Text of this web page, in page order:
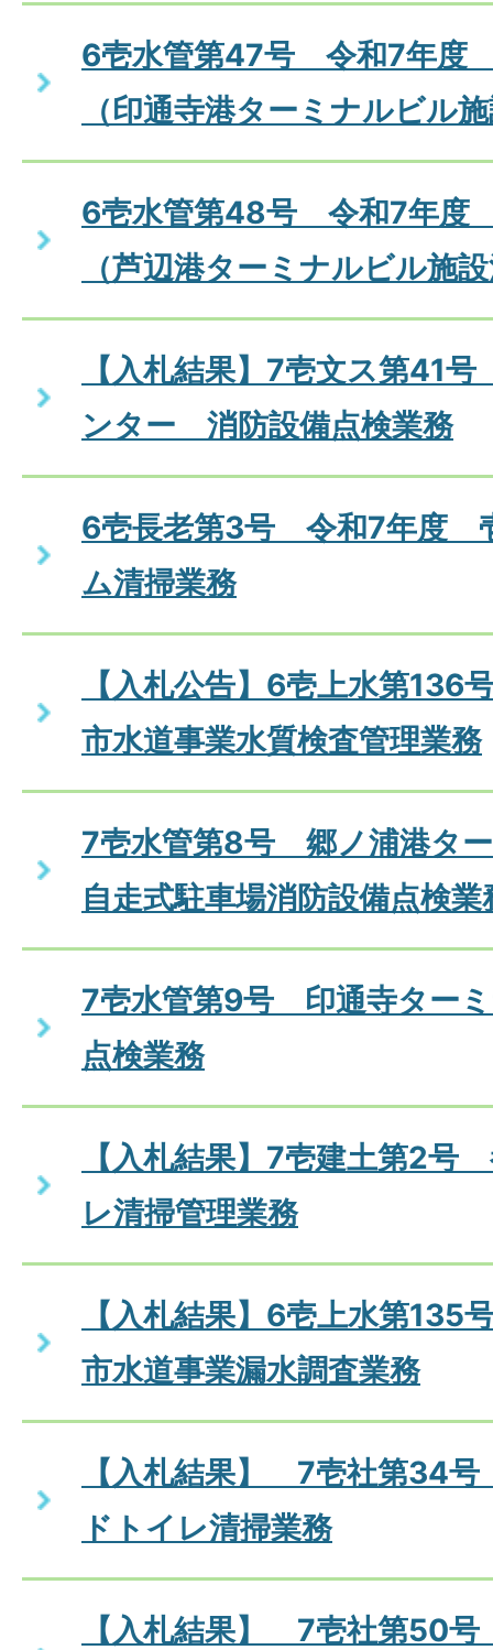
6壱水管第47号 令和7年度
（印通寺港ターミナルビル
6壱水管第48号 令和7年度
（芦辺港ターミナルビル施
【入札結果】7壱文ス第41
ンター 消防設備点検業務
6壱長老第3号 令和7年度
ム清掃業務
【入札公告】6壱上水第
市水道事業水質検査管理業務
7壱水管第8号 郷ノ浦港タ
自走式駐車場消防設備点検業
7壱水管第9号 印通寺ター
点検業務
【入札結果】7壱建土第2号
レ清掃管理業務
【入札結果】6壱上水第
市水道事業漏水調査業務
【入札結果】 7壱社第34
ドトイレ清掃業務
【入札結果】 7壱社第50